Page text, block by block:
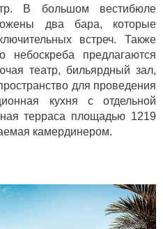
В большом вестибюле
два бара, которые
встреч. Также
предлагаются
театр, бильярдный зал,
для проведения
кухня с отдельной
терраса площадью 1219
камердинером.